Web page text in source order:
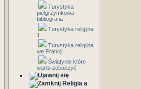
Turystyka
pielgrzymkowa -
bibliografia
Turystyka religijna
1
Turystyka religijna
we Francji
Świątynie które
warto zobaczyć
Religia a